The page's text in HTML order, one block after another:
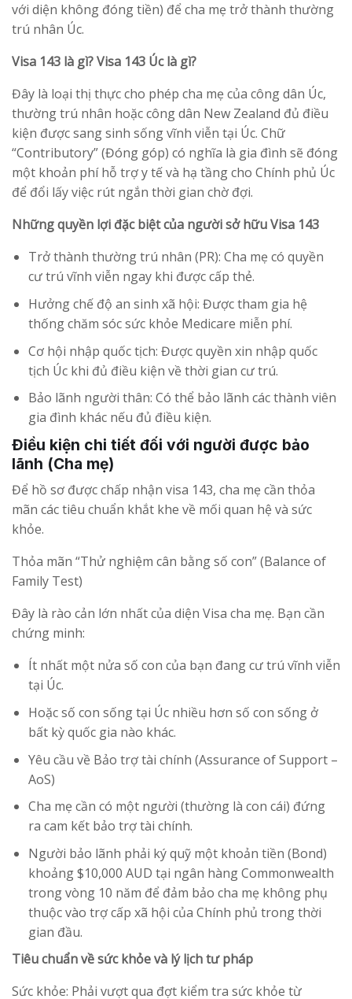
với diện không đóng tiền) để cha mẹ trở thành thường
trú nhân Úc.
Visa 143 là gì? Visa 143 Úc là gì?
Đây là loại thị thực cho phép cha mẹ của công dân Úc,
thường trú nhân hoặc công dân New Zealand đủ điều
kiện được sang sinh sống vĩnh viễn tại Úc. Chữ
“Contributory” (Đóng góp) có nghĩa là gia đình sẽ đóng
một khoản phí hỗ trợ y tế và hạ tầng cho Chính phủ Úc
để đổi lấy việc rút ngắn thời gian chờ đợi.
Những quyền lợi đặc biệt của người sở hữu Visa 143
Trở thành thường trú nhân (PR): Cha mẹ có quyền
cư trú vĩnh viễn ngay khi được cấp thẻ.
Hưởng chế độ an sinh xã hội: Được tham gia hệ
thống chăm sóc sức khỏe Medicare miễn phí.
Cơ hội nhập quốc tịch: Được quyền xin nhập quốc
tịch Úc khi đủ điều kiện về thời gian cư trú.
Bảo lãnh người thân: Có thể bảo lãnh các thành viên
gia đình khác nếu đủ điều kiện.
Điều kiện chi tiết đối với người được bảo
lãnh (Cha mẹ)
Để hồ sơ được chấp nhận visa 143, cha mẹ cần thỏa
mãn các tiêu chuẩn khắt khe về mối quan hệ và sức
khỏe.
Thỏa mãn “Thử nghiệm cân bằng số con” (Balance of
Family Test)
Đây là rào cản lớn nhất của diện Visa cha mẹ. Bạn cần
chứng minh:
Ít nhất một nửa số con của bạn đang cư trú vĩnh viễn
tại Úc.
Hoặc số con sống tại Úc nhiều hơn số con sống ở
bất kỳ quốc gia nào khác.
Yêu cầu về Bảo trợ tài chính (Assurance of Support –
AoS)
Cha mẹ cần có một người (thường là con cái) đứng
ra cam kết bảo trợ tài chính.
Người bảo lãnh phải ký quỹ một khoản tiền (Bond)
khoảng $10,000 AUD tại ngân hàng Commonwealth
trong vòng 10 năm để đảm bảo cha mẹ không phụ
thuộc vào trợ cấp xã hội của Chính phủ trong thời
gian đầu.
Tiêu chuẩn về sức khỏe và lý lịch tư pháp
Sức khỏe: Phải vượt qua đợt kiểm tra sức khỏe từ